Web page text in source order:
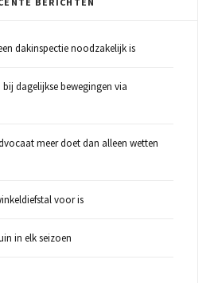
dakinspectie noodzakelijk is
dagelijkse bewegingen via
meer doet dan alleen wetten
voor is
in elk seizoen